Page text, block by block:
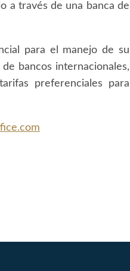
a través de una banca de
para el manejo de su
bancos internacionales,
preferenciales para